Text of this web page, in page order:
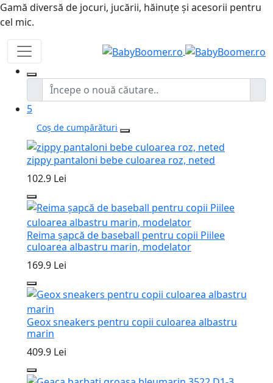
Gamă diversă de jocuri, jucării, hăinuțe și acesorii pentru
cel mic.
5
Coș de cumpărături
zippy pantaloni bebe culoarea roz, neted
102.9 Lei
Reima șapcă de baseball pentru copii Piilee
culoarea albastru marin, modelator
169.9 Lei
Geox sneakers pentru copii culoarea albastru
marin
409.9 Lei